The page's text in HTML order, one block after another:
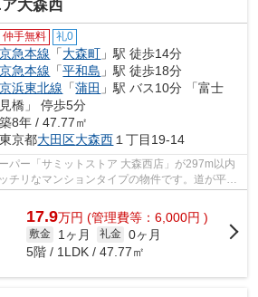
大森西
仲手無料 礼0
京急本線 「大森町 」駅 徒歩14分
京急本線 「平和島 」駅 徒歩18分
京浜東北線 「蒲田 」駅 バス10分 「富士
見橋」 停歩5分
築8年 / 47.77㎡
東京都大田区大森西１丁目19-14
パー「サミットストア 大森西店」が297m以内
チリなマンションタイプの物件です。道が平坦
ね。お使い...
17.9万円 (管理費等：6,000円 )
敷金 1ヶ月 礼金 0ヶ月
5階 / 1LDK / 47.77㎡